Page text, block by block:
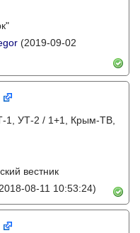
(2019-09-02
1, УТ-2 / 1+1, Крым-ТВ,
вестник
08-11 10:53:24)